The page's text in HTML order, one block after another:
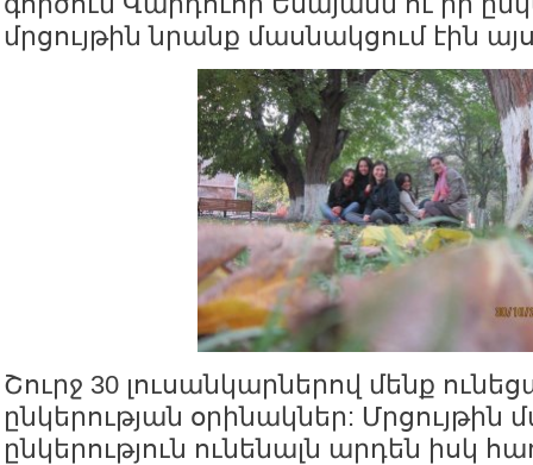
մրցույթին նրանք մասնակցում էին
Շուրջ 30 լուսանկարներով մենք
ընկերության օրինակներ: Մրցույթին
ընկերություն ունենալն արդեն իսկ